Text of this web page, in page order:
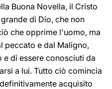
Buona Novella, il Cristo
di Dio, che non
che opprime l'uomo, ma
peccato e dal Maligno,
di essere conosciuti da
a lui. Tutto ciò comincia
acquisito